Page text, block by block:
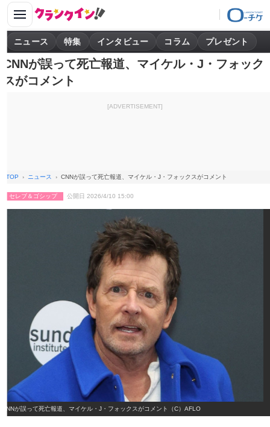
ニュース 特集 インタビュー コラム プレゼント
CNNが誤って死亡報道、マイケル・J・フォック
スがコメント
[ADVERTISEMENT]
TOP ニュース CNNが誤って死亡報道、マイケル・J・フォックスがコメント
セレブ＆ゴシップ 公開日 2026/4/10 15:00
CNNが誤って死亡報道、マイケル・J・フォックスがコメント（C）AFLO